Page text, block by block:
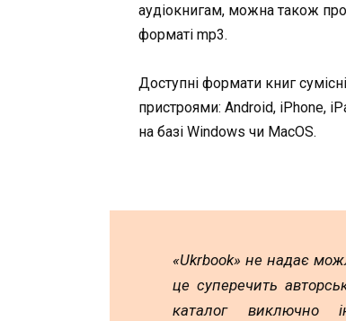
аудіокнигам, можна також
форматі mp3.
Доступні формати книг
пристроями: Android, iPhone,
на базі Windows чи MacOS.
«Ukrbook» не надає
це суперечить
каталог виключно